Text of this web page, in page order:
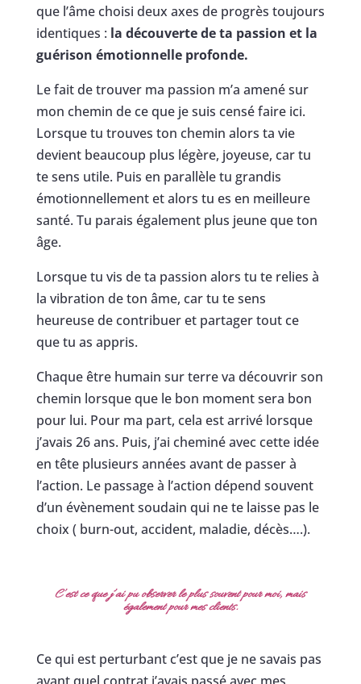
que l’âme choisi deux axes de progrès toujours
identiques : la découverte de ta passion et la
guérison émotionnelle profonde.
Le fait de trouver ma passion m’a amené sur
mon chemin de ce que je suis censé faire ici.
Lorsque tu trouves ton chemin alors ta vie
devient beaucoup plus légère, joyeuse, car tu
te sens utile. Puis en parallèle tu grandis
émotionnellement et alors tu es en meilleure
santé. Tu parais également plus jeune que ton
âge.
Lorsque tu vis de ta passion alors tu te relies à
la vibration de ton âme, car tu te sens
heureuse de contribuer et partager tout ce
que tu as appris.
Chaque être humain sur terre va découvrir son
chemin lorsque que le bon moment sera bon
pour lui. Pour ma part, cela est arrivé lorsque
j’avais 26 ans. Puis, j’ai cheminé avec cette idée
en tête plusieurs années avant de passer à
l’action. Le passage à l’action dépend souvent
d’un évènement soudain qui ne te laisse pas le
choix ( burn-out, accident, maladie, décès….).
C’est ce que j’ai pu observer le plus souvent pour moi, mais
également pour mes clients.
Ce qui est perturbant c’est que je ne savais pas